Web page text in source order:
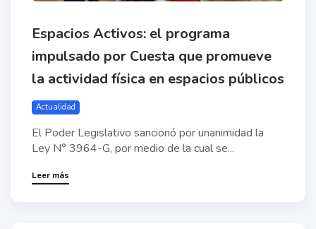
Espacios Activos: el programa
impulsado por Cuesta que promueve
la actividad física en espacios públicos
Actualidad
El Poder Legislativo sancionó por unanimidad la
Ley N° 3964-G, por medio de la cual se...
Leer más